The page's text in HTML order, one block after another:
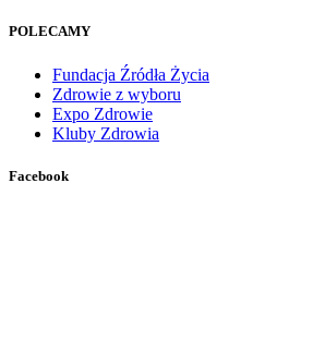
POLECAMY
Fundacja Źródła Życia
Zdrowie z wyboru
Expo Zdrowie
Kluby Zdrowia
Facebook